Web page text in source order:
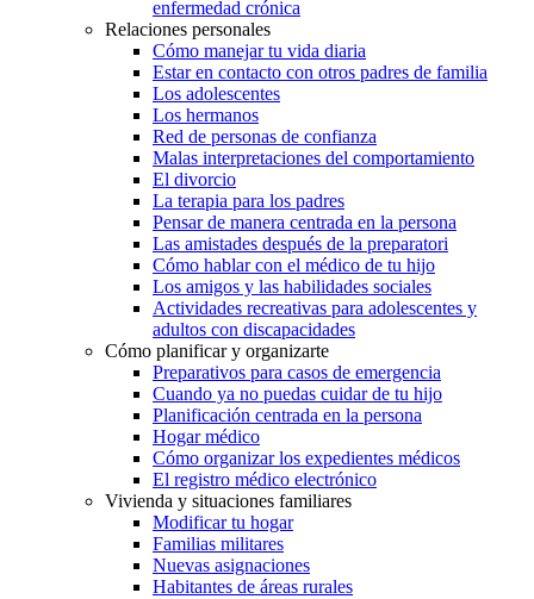
enfermedad crónica
Relaciones personales
Cómo manejar tu vida diaria
Estar en contacto con otros padres de familia
Los adolescentes
Los hermanos
Red de personas de confianza
Malas interpretaciones del comportamiento
El divorcio
La terapia para los padres
Pensar de manera centrada en la persona
Las amistades después de la preparatori
Cómo hablar con el médico de tu hijo
Los amigos y las habilidades sociales
Actividades recreativas para adolescentes y
adultos con discapacidades
Cómo planificar y organizarte
Preparativos para casos de emergencia
Cuando ya no puedas cuidar de tu hijo
Planificación centrada en la persona
Hogar médico
Cómo organizar los expedientes médicos
El registro médico electrónico
Vivienda y situaciones familiares
Modificar tu hogar
Familias militares
Nuevas asignaciones
Habitantes de áreas rurales